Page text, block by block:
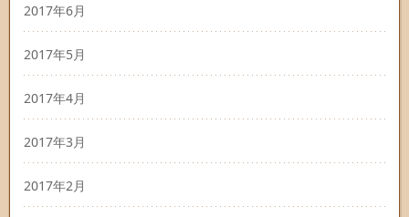
2017年6月
2017年5月
2017年4月
2017年3月
2017年2月